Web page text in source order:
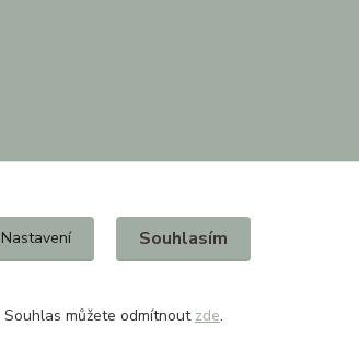
Nastavení Souhlasím
Souhlas můžete odmítnout zde.